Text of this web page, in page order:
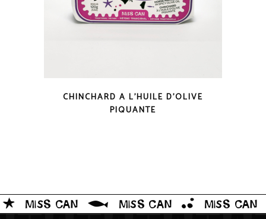
CHINCHARD A L’HUILE D’OLIVE
PIQUANTE